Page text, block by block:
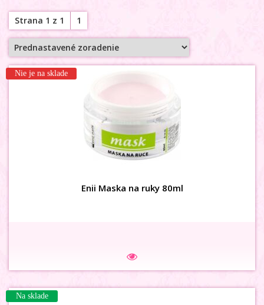
Strana 1 z 1 1
Nie je na sklade
Enii Maska na ruky 80ml
Na sklade